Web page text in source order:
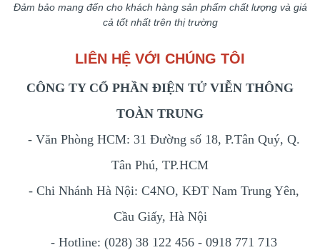
Đảm bảo mang đến cho khách hàng sản phẩm chất lượng và giá
cả tốt nhất trên thị trường
LIÊN HỆ VỚI CHÚNG TÔI
CÔNG TY CỔ PHẦN ĐIỆN TỬ VIỄN THÔNG
TOÀN TRUNG
- Văn Phòng HCM: 31 Đường số 18, P.Tân Quý, Q.
Tân Phú, TP.HCM
- Chi Nhánh Hà Nội: C4NO, KĐT Nam Trung Yên,
Cầu Giấy, Hà Nội
- Hotline: (028) 38 122 456 - 0918 771 713